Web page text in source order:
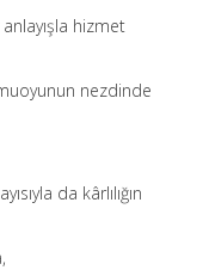
hizmet
nezdinde
da kârlılığın